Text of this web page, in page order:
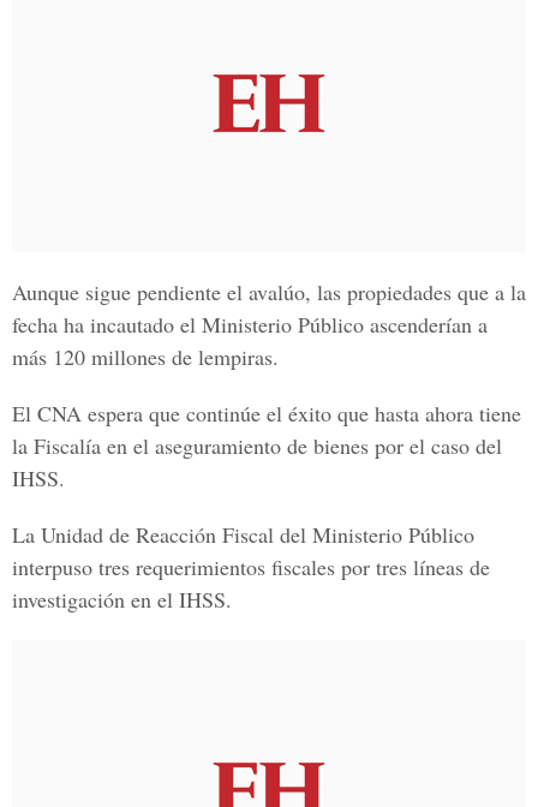
Aunque sigue pendiente el avalúo, las propiedades que a la
fecha ha incautado el Ministerio Público ascenderían a
más 120 millones de lempiras.
El CNA espera que continúe el éxito que hasta ahora tiene
la Fiscalía en el aseguramiento de bienes por el caso del
IHSS.
La Unidad de Reacción Fiscal del Ministerio Público
interpuso tres requerimientos fiscales por tres líneas de
investigación en el IHSS.